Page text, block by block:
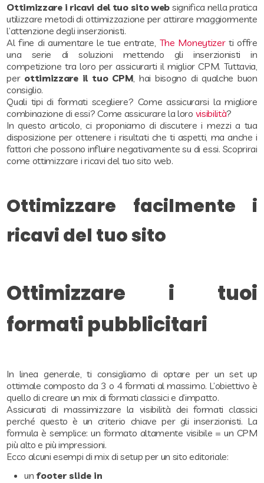
Ottimizzare i ricavi del tuo sito web significa nella pratica
utilizzare metodi di ottimizzazione per attirare maggiormente
l’attenzione degli inserzionisti.
Al fine di aumentare le tue entrate, The Moneytizerti offre
una serie di soluzioni mettendo gli inserzionisti in
competizione tra loro per assicurarti il miglior CPM. Tuttavia,
per ottimizzare il tuo CPM , hai bisogno di qualche buon
consiglio.
Quali tipi di formati scegliere? Come assicurarsi la migliore
combinazione di essi? Come assicurare la loro visibilità?
In questo articolo, ci proponiamo di discutere i mezzi a tua
disposizione per ottenere i risultati che ti aspetti, ma anche i
fattori che possono influire negativamente su di essi. Scoprirai
come ottimizzare i ricavi del tuo sito web.
Ottimizzare facilmente i
ricavi del tuo sito
Ottimizzare i tuoi
formati pubblicitari
In linea generale, ti consigliamo di optare per un set up
ottimale composto da 3 o 4 formati al massimo. L’obiettivo è
quello di creare un mix di formati classici e d’impatto.
Assicurati di massimizzare la visibilità dei formati classici
perché questo è un criterio chiave per gli inserzionisti. La
formula è semplice: un formato altamente visibile = un CPM
più alto e più impressioni.
Ecco alcuni esempi di mix di setup per un sito editoriale:
unfooter slide in